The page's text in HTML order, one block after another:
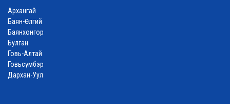
Архангай
Баян-Өлгий
Баянхонгор
Булган
Говь-Алтай
Говьсүмбэр
Дархан-Уул